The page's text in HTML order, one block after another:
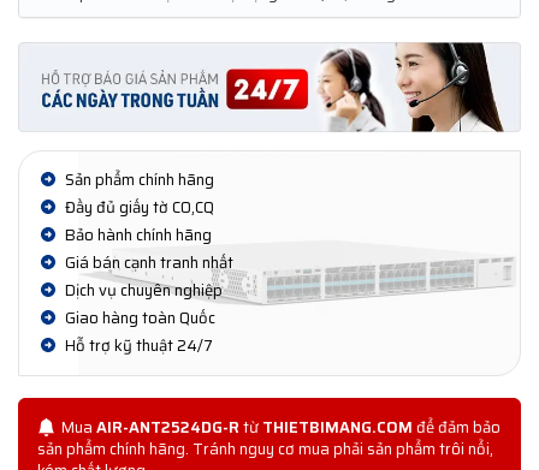
Sản phẩm chính hãng
Đầy đủ giấy tờ CO,CQ
Bảo hành chính hãng
Giá bán cạnh tranh nhất
Dịch vụ chuyên nghiệp
Giao hàng toàn Quốc
Hỗ trợ kỹ thuật 24/7
MuaAIR-ANT2524DG-RtừTHIETBIMANG.COMđể đảm bảo
sản phẩm chính hãng. Tránh nguy cơ mua phải sản phẩm trôi nổi,